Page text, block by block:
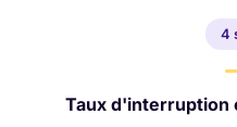
4
Taux d'interruption